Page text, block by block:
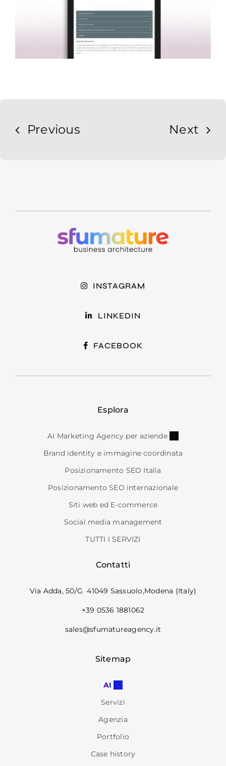
Previous Next
INSTAGRAM
LINKEDIN
FACEBOOK
Contatti
Via Adda, 50/G 41049 Sassuolo,Modena (Italy)
+39 0536 1881062
sales@sfumatureagency.it
Esplora
AI Marketing Agency per aziende
Brand identity e immagine coordinata
Posizionamento SEO Italia
Posizionamento SEO internazionale
Siti web ed E-commerce
Social media management
TUTTI I SERVIZI
Sitemap
AI
Servizi
Agenzia
Portfolio
Case history